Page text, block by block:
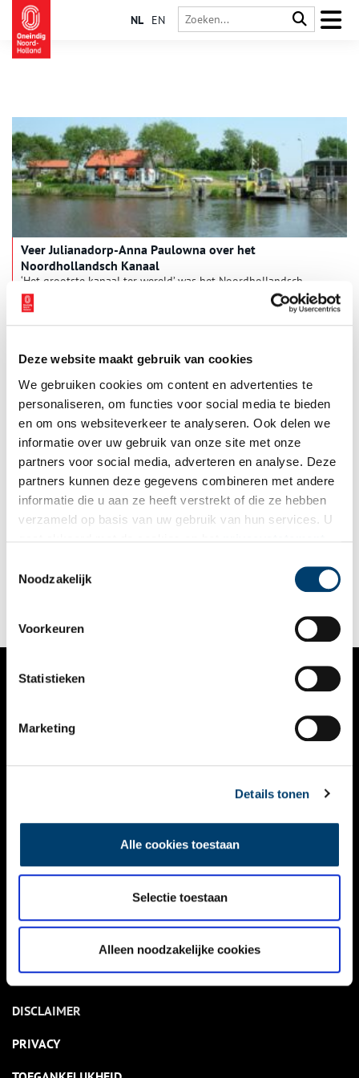
Deze website maakt gebruik van cookies
We gebruiken cookies om content en advertenties te
personaliseren, om functies voor social media te bieden
en om ons websiteverkeer te analyseren. Ook delen we
informatie over uw gebruik van onze site met onze
partners voor social media, adverteren en analyse. Deze
partners kunnen deze gegevens combineren met andere
informatie die u aan ze heeft verstrekt of die ze hebben
verzameld op basis van uw gebruik van hun services. U
Noodzakelijk
Voorkeuren
Statistieken
Marketing
Details tonen
Alle cookies toestaan
Selectie toestaan
Alleen noodzakelijke cookies
NL EN
Veer Julianadorp-Anna Paulowna over het
Noordhollandsch Kanaal
‘Het grootste kanaal ter wereld’ was het Noordhollandsch
Kanaal toen het in gebruik werd genomen in 1824. Het was
het persoonlijke project van koning Willem I, dat Nederland
internationaal op de kaart moest zetten. Dit nieuwe kanaal
Zuiderzee, maar bracht ook wat lastigheden met zich mee: hoe
moesten gewone burgers de brede waterweg oversteken?
Koningin Juliana in Julianadorp
Straten, bruggen, scholen, ziekenhuizen, plantsoenen, torens en
zelfs een fietsenbos. Naar de geliefde koningin Juliana (1909-
telde Nederland ruim 284 kilometer aan Julianawegen, -singels
en -straten. Maar van de twaalf provincies heeft alleen Noord-
NIEUWS
KALENDER
ACTIVITEITEN
NIEUWSBRIEF
DISCLAIMER
PRIVACY